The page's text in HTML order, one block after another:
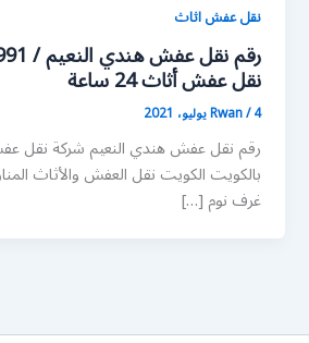
نقل عفش اثاث
نقل عفش أثاث 24 ساعة
Rwan/4 يوليو، 2021
رقم نقل عفش هندي النعيم شركة نقل
بالكويت الكويت نقل العفش والأثاث
غرف نوم […]